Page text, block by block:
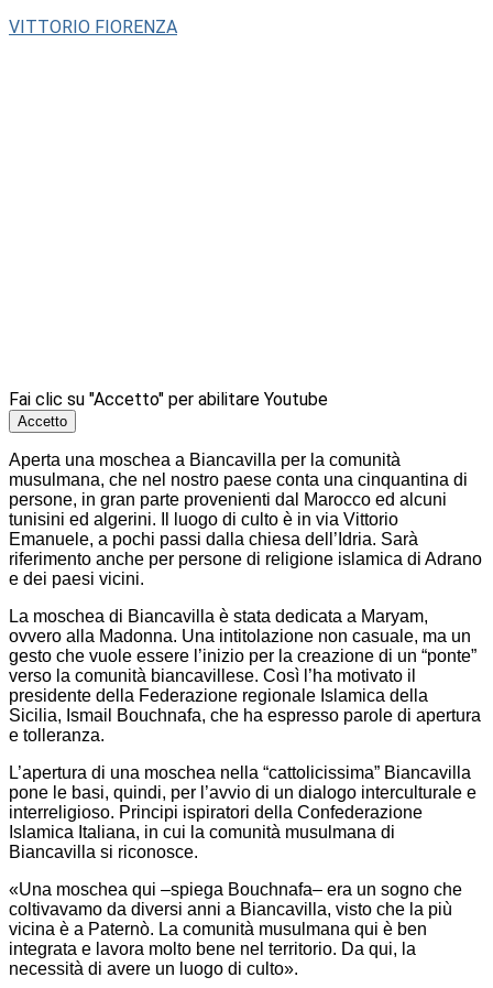
VITTORIO FIORENZA
Fai clic su "Accetto" per abilitare Youtube
Accetto
Aperta una moschea a Biancavilla per la comunità
musulmana, che nel nostro paese conta una cinquantina di
persone, in gran parte provenienti dal Marocco ed alcuni
tunisini ed algerini. Il luogo di culto è in via Vittorio
Emanuele, a pochi passi dalla chiesa dell’Idria. Sarà
riferimento anche per persone di religione islamica di Adrano
e dei paesi vicini.
La moschea di Biancavilla è stata dedicata a Maryam,
ovvero alla Madonna. Una intitolazione non casuale, ma un
gesto che vuole essere l’inizio per la creazione di un “ponte”
verso la comunità biancavillese. Così l’ha motivato il
presidente della Federazione regionale Islamica della
Sicilia, Ismail Bouchnafa, che ha espresso parole di apertura
e tolleranza.
L’apertura di una moschea nella “cattolicissima” Biancavilla
pone le basi, quindi, per l’avvio di un dialogo interculturale e
interreligioso. Principi ispiratori della Confederazione
Islamica Italiana, in cui la comunità musulmana di
Biancavilla si riconosce.
«Una moschea qui –spiega Bouchnafa– era un sogno che
coltivavamo da diversi anni a Biancavilla, visto che la più
vicina è a Paternò. La comunità musulmana qui è ben
integrata e lavora molto bene nel territorio. Da qui, la
necessità di avere un luogo di culto».